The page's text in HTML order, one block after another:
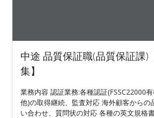
中途 品質保証職(品質保証課)
集】
業務内容 認証業務:各種認証(FSSC22000
他)の取得継続、監査対応 海外顧客からの
い合わせ、質問状の対応 各種の英文規格